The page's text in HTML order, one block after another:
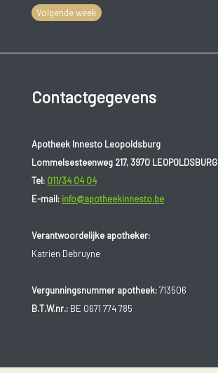
Volgende week
Contactgegevens
Apotheek Innesto Leopoldsburg
Lommelsesteenweg 217, 3970 LEOPOLDSBURG
Tel: 011/34 04 04
E-mail: info@apotheekinnesto.be
Verantwoordelijke apotheker:
Katrien Debruyne
Vergunningsnummer apotheek:713506
B.T.W.nr.:BE 0671 774 785